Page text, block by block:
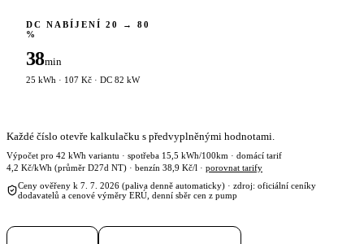
DC NABÍJENÍ 20 → 80
%
38min
25 kWh · 107 Kč · DC 82 kW
Každé číslo otevře kalkulačku s předvyplněnými hodnotami.
Výpočet pro 42 kWh variantu · spotřeba 15,5 kWh/100km · domácí tarif
4,2 Kč/kWh (průměr D27d NT) · benzín 38,9 Kč/l · porovnat tarify
Ceny ověřeny k 7. 7. 2026 (paliva denně automaticky) · zdroj: oficiální ceníky
dodavatelů a cenové výměry ERÚ, denní sběr cen z pump